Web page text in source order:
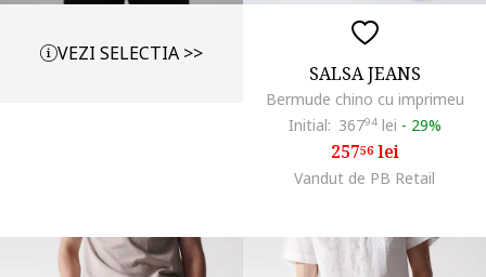
VEZI SELECTIA >>
SALSA JEANS
Bermude chino cu imprimeu
Initial: 36794lei - 29%
25756lei
Vandut de PB Retail